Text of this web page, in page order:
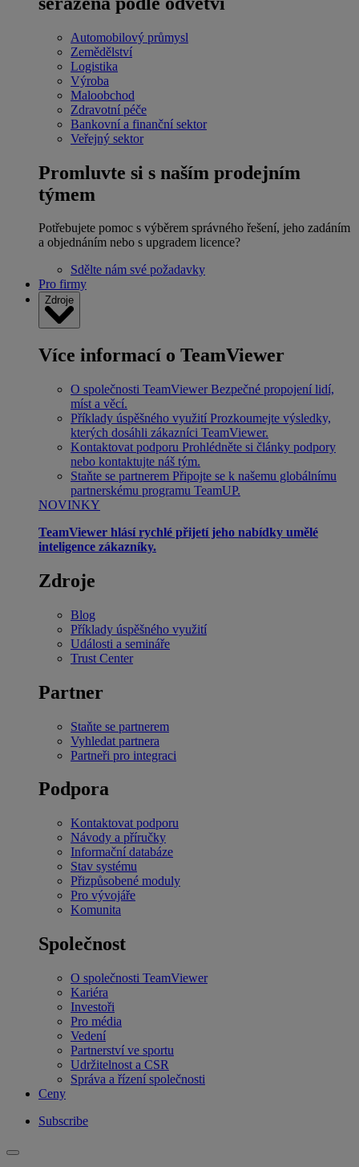
Automobilový průmysl
Zemědělství
Logistika
Výroba
Maloobchod
Zdravotní péče
Bankovní a finanční sektor
Veřejný sektor
Promluvte si s naším prodejním
týmem
Potřebujete pomoc s výběrem správného řešení, jeho zadáním
a objednáním nebo s upgradem licence?
Sdělte nám své požadavky
Pro firmy
Zdroje
Více informací o TeamViewer
O společnosti TeamViewer Bezpečné propojení lidí,
míst a věcí.
Příklady úspěšného využití Prozkoumejte výsledky,
kterých dosáhli zákazníci TeamViewer.
Kontaktovat podporu Prohlédněte si články podpory
nebo kontaktujte náš tým.
Staňte se partnerem Připojte se k našemu globálnímu
partnerskému programu TeamUP.
NOVINKY
TeamViewer hlásí rychlé přijetí jeho nabídky umělé
inteligence zákazníky.
Zdroje
Blog
Příklady úspěšného využití
Události a semináře
Trust Center
Partner
Staňte se partnerem
Vyhledat partnera
Partneři pro integraci
Podpora
Kontaktovat podporu
Návody a příručky
Informační databáze
Stav systému
Přizpůsobené moduly
Pro vývojáře
Komunita
Společnost
O společnosti TeamViewer
Kariéra
Investoři
Pro média
Vedení
Partnerství ve sportu
Udržitelnost a CSR
Správa a řízení společnosti
Ceny
Subscribe